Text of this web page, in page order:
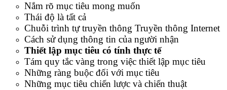
Nắm rõ mục tiêu mong muốn
Thái độ là tất cả
Chuỗi trình tự truyền thông Truyền thông Internet
Cách sử dụng thông tin của người nhận
Thiết lập mục tiêu có tính thực tế
Tám quy tắc vàng trong việc thiết lập mục tiêu
Những ràng buộc đối với mục tiêu
Những mục tiêu chiến lược và chiến thuật